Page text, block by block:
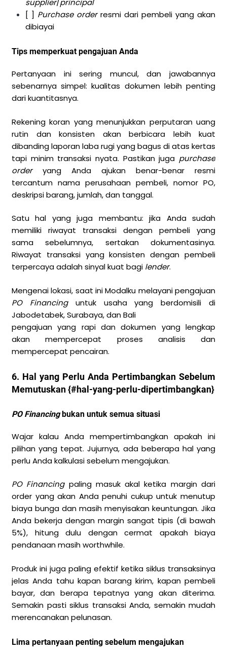
supplier/principal
[ ] Purchase orderresmi dari pembeli yang akan
dibiayai
Tips memperkuat pengajuan Anda
Pertanyaan ini sering muncul, dan jawabannya
sebenarnya simpel: kualitas dokumen lebih penting
dari kuantitasnya.
Rekening koran yang menunjukkan perputaran uang
rutin dan konsisten akan berbicara lebih kuat
dibanding laporan laba rugi yang bagus di atas kertas
tapi minim transaksi nyata. Pastikan juga purchase
orderyang Anda ajukan benar-benar resmi
tercantum nama perusahaan pembeli, nomor PO,
deskripsi barang, jumlah, dan tanggal.
Satu hal yang juga membantu: jika Anda sudah
memiliki riwayat transaksi dengan pembeli yang
sama sebelumnya, sertakan dokumentasinya.
Riwayat transaksi yang konsisten dengan pembeli
terpercaya adalah sinyal kuat bagi lender.
Mengenai lokasi, saat ini Modalku melayani pengajuan
PO Financinguntuk usaha yang berdomisili di
Jabodetabek, Surabaya, dan Bali
pengajuan yang rapi dan dokumen yang lengkap
akan mempercepat proses analisis dan
mempercepat pencairan.
6. Hal yang Perlu Anda Pertimbangkan Sebelum
Memutuskan {#hal-yang-perlu-dipertimbangkan}
PO Financingbukan untuk semua situasi
Wajar kalau Anda mempertimbangkan apakah ini
pilihan yang tepat. Jujurnya, ada beberapa hal yang
perlu Anda kalkulasi sebelum mengajukan.
PO Financingpaling masuk akal ketika margin dari
order yang akan Anda penuhi cukup untuk menutup
biaya bunga dan masih menyisakan keuntungan. Jika
Anda bekerja dengan margin sangat tipis (di bawah
5%), hitung dulu dengan cermat apakah biaya
pendanaan masih worthwhile.
Produk ini juga paling efektif ketika siklus transaksinya
jelas Anda tahu kapan barang kirim, kapan pembeli
bayar, dan berapa tepatnya yang akan diterima.
Semakin pasti siklus transaksi Anda, semakin mudah
merencanakan pelunasan.
Lima pertanyaan penting sebelum mengajukan